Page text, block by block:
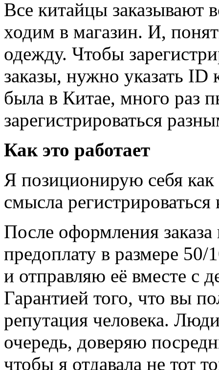
Все китайцы заказывают
ходим в магазин. И,
одежду. Чтобы
заказы, нужно указать ID
была в Китае, много раз
зарегистрироваться
Как это работает
Я позиционирую себя
смысла
После оформления
предоплату в размере 50/
и отправляю её вместе с
Гарантией того, что вы
репутация человека.
очередь, доверяю
чтобы я отдавала не тот